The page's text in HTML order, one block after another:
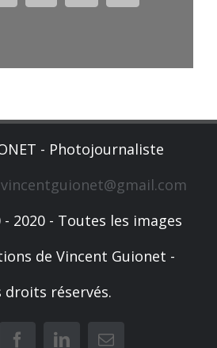
- Photojournaliste
vincentguionet@gmail.com
2020 - Toutes les images
de Vincent Guionet -
droits réservés.
FacebookLinkedInEmail